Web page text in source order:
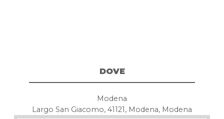
DOVE
Modena
Largo San Giacomo, 41121, Modena, Modena